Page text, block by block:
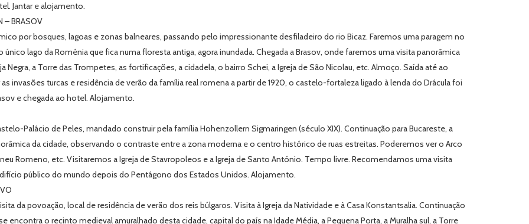
Jantar e alojamento.
– BRASOV
por bosques, lagoas e zonas balneares, passando pelo impressionante desfiladeiro do rio Bicaz. Faremos uma paragem no
lago da Roménia que fica numa floresta antiga, agora inundada. Chegada a Brasov, onde faremos uma visita panorâmica
Negra, a Torre das Trompetes, as fortificações, a cidadela, o bairro Schei, a Igreja de São Nicolau, etc. Almoço. Saída até ao
invasões turcas e residência de verão da família real romena a partir de 1920, o castelo-fortaleza ligado à lenda do Drácula foi
e chegada ao hotel. Alojamento.
Palácio de Peles, mandado construir pela família Hohenzollern Sigmaringen (século XIX). Continuação para Bucareste, a
da cidade, observando o contraste entre a zona moderna e o centro histórico de ruas estreitas. Poderemos ver o Arco
Romeno, etc. Visitaremos a Igreja de Stavropoleos e a Igreja de Santo António. Tempo livre. Recomendamos uma visita
público do mundo depois do Pentágono dos Estados Unidos. Alojamento.
da povoação, local de residência de verão dos reis búlgaros. Visita à Igreja da Natividade e à Casa Konstantsalia. Continuação
encontra o recinto medieval amuralhado desta cidade, capital do país na Idade Média, a Pequena Porta, a Muralha sul, a Torre